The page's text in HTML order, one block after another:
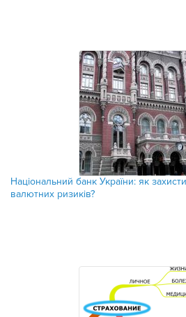
Національний банк України: як
валютних ризиків?